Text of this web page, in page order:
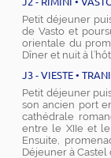
Petit déjeuner
de Vasto et
orientale du
Dîner et nuit à
J3 - VIESTE •
Petit déjeuner
son ancien port
cathédrale
entre le XIIe et
Ensuite,
Déjeuner à